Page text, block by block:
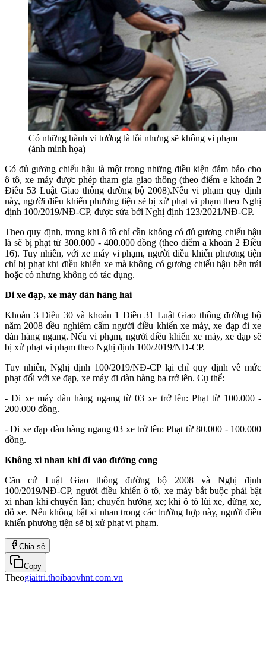
Có những hành vi tưởng là lỗi nhưng sẽ không vi phạm
(ảnh minh họa)
Có đủ gương chiếu hậu là một trong những điều kiện đảm bảo cho
ô tô, xe máy được phép tham gia giao thông (theo điểm e khoản 2
Điều 53 Luật Giao thông đường bộ 2008).Nếu vi phạm quy định
này, người điều khiển phương tiện sẽ bị xử phạt vi phạm theo Nghị
định 100/2019/NĐ-CP, được sửa bởi Nghị định 123/2021/NĐ-CP.
Theo quy định, trong khi ô tô chỉ cần không có đủ gương chiếu hậu
là sẽ bị phạt từ 300.000 - 400.000 đồng (theo điểm a khoản 2 Điều
16). Tuy nhiên, với xe máy vi phạm, người điều khiển phương tiện
chỉ bị phạt khi điều khiển xe mà không có gương chiếu hậu bên trái
hoặc có nhưng không có tác dụng.
Đi xe đạp, xe máy dàn hàng hai
Khoản 3 Điều 30 và khoản 1 Điều 31 Luật Giao thông đường bộ
năm 2008 đều nghiêm cấm người điều khiển xe máy, xe đạp đi xe
dàn hàng ngang. Nếu vi phạm, người điều khiển xe máy, xe đạp sẽ
bị xử phạt vi phạm theo Nghị định 100/2019/NĐ-CP.
Tuy nhiên, Nghị định 100/2019/NĐ-CP lại chỉ quy định về mức
phạt đối với xe đạp, xe máy đi dàn hàng ba trở lên. Cụ thể:
- Đi xe máy dàn hàng ngang từ 03 xe trở lên: Phạt từ 100.000 -
200.000 đồng.
- Đi xe đạp dàn hàng ngang 03 xe trở lên: Phạt từ 80.000 - 100.000
đồng.
Không xi nhan khi đi vào đường cong
Căn cứ Luật Giao thông đường bộ 2008 và Nghị định
100/2019/NĐ-CP, người điều khiển ô tô, xe máy bắt buộc phải bật
xi nhan khi chuyển làn; chuyển hướng xe; khi ô tô lùi xe, dừng xe,
đỗ xe. Nếu không bật xi nhan trong các trường hợp này, người điều
khiển phương tiện sẽ bị xử phạt vi phạm.
Chia sẻ
Copy
Theogiaitri.thoibaovhnt.com.vn